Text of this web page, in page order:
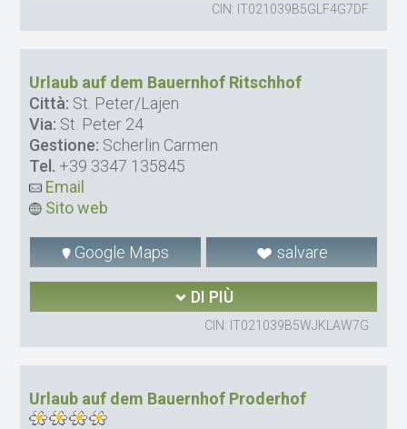
CIN: IT021039B5GLF4G7DF
Urlaub auf dem Bauernhof Ritschhof
Città: St. Peter/Lajen
Via: St. Peter 24
Gestione: Scherlin Carmen
Tel. +39 3347 135845
Email
Sito web
Google Maps salvare
DI PIÙ
CIN: IT021039B5WJKLAW7G
Urlaub auf dem Bauernhof Proderhof